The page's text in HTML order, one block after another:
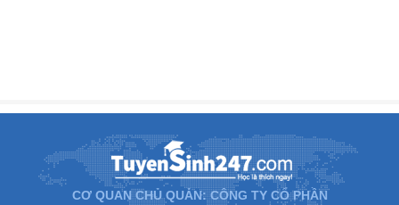
CƠ QUAN CHỦ QUẢN: CÔNG TY CỔ PHẦN